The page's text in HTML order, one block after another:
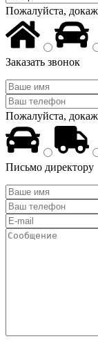
Пожалуйста,
Заказать звонок
Пожалуйста,
Письмо директору